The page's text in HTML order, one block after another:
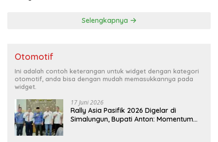
Selengkapnya
Otomotif
Ini adalah contoh keterangan untuk widget dengan kategori
otomotif, anda bisa dengan mudah memasukkannya pada
widget.
17 Juni 2026
Rally Asia Pasifik 2026 Digelar di
Simalungun, Bupati Anton: Momentum